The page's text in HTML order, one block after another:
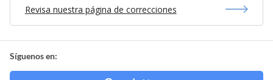
Revisa nuestra página de correcciones
Síguenos en: